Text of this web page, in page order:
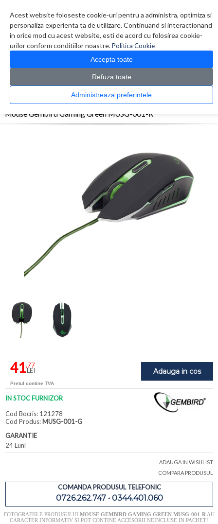
Acest website foloseste cookie-uri pentru a administra, optimiza si
personaliza experienta ta de utilizare. Continuand si interactionand
in orice mod cu acest website, esti de acord cu folosirea cookie-
urilor conform conditiilor noastre.Politica Cookie
Accepta toate
Refuza toate
Administreaza preferintele
0 produs(e)
CATALOG PRODUSE
> Mouse > Mouse Gembird Gaming Green MUSG-001-R
Mouse Gembird Gaming Green MUSG-001-R
Adauga in cos
41,77
LEI
Pretul contine TVA
IN STOC FURNIZOR
Cod Bocris: 121278
Cod Produs: MUSG-001-G
GARANTIE
24 Luni
ADAUGA IN WISHLIST
COMPARA PRODUSUL
COMANDA PRODUSUL TELEFONIC
0726.262.747 • 0344.401.060
FOTOGRAFIILE PRODUSULUI MOUSE GEMBIRD GAMING GREEN MUSG-001-RAU
CARACTER INFORMATIV SI POT CONTINE ACCESORII NEINCLUSE IN PACHET!